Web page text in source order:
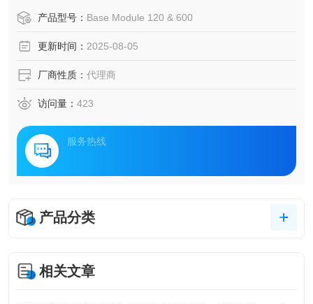
产品型号： Base Module 120 & 600
更新时间： 2025-08-05
厂商性质： 代理商
访问量： 423
服务热线
产品分类
相关文章